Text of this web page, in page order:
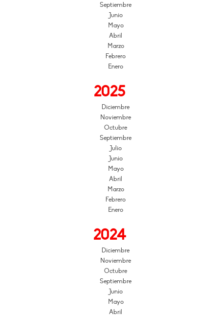
Septiembre
Junio
Mayo
Abril
Marzo
Febrero
Enero
2025
Diciembre
Noviembre
Octubre
Septiembre
Julio
Junio
Mayo
Abril
Marzo
Febrero
Enero
2024
Diciembre
Noviembre
Octubre
Septiembre
Junio
Mayo
Abril